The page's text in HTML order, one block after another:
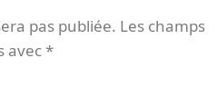
pas publiée. Les champs
avec*